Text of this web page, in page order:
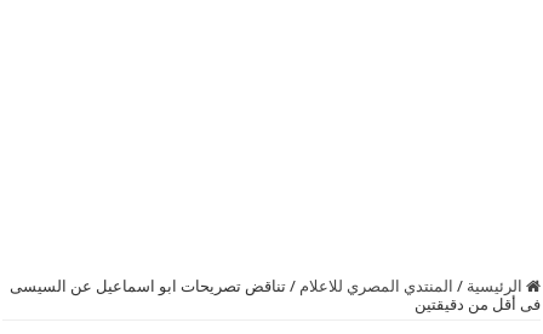
الرئيسية / المنتدي المصري للاعلام / تناقض تصريحات ابو اسماعيل عن السيسى
فى أقل من دقيقتين